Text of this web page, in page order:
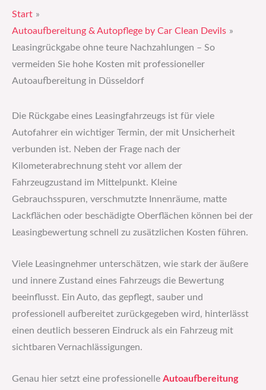
Start
Autoaufbereitung & Autopflege by Car Clean Devils
Leasingrückgabe ohne teure Nachzahlungen – So
vermeiden Sie hohe Kosten mit professioneller
Autoaufbereitung in Düsseldorf
Die Rückgabe eines Leasingfahrzeugs ist für viele
Autofahrer ein wichtiger Termin, der mit Unsicherheit
verbunden ist. Neben der Frage nach der
Kilometerabrechnung steht vor allem der
Fahrzeugzustand im Mittelpunkt. Kleine
Gebrauchsspuren, verschmutzte Innenräume, matte
Lackflächen oder beschädigte Oberflächen können bei der
Leasingbewertung schnell zu zusätzlichen Kosten führen.
Viele Leasingnehmer unterschätzen, wie stark der äußere
und innere Zustand eines Fahrzeugs die Bewertung
beeinflusst. Ein Auto, das gepflegt, sauber und
professionell aufbereitet zurückgegeben wird, hinterlässt
einen deutlich besseren Eindruck als ein Fahrzeug mit
sichtbaren Vernachlässigungen.
Genau hier setzt eine professionelle Autoaufbereitung